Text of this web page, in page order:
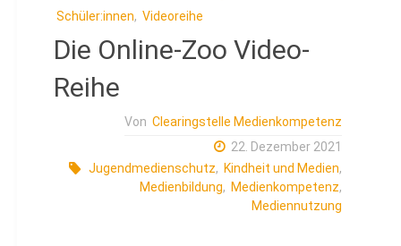
Schüler:innen, Videoreihe
Die Online-Zoo Video-
Reihe
Von Clearingstelle Medienkompetenz
22. Dezember 2021
Jugendmedienschutz, Kindheit und Medien,
Medienbildung, Medienkompetenz,
Mediennutzung